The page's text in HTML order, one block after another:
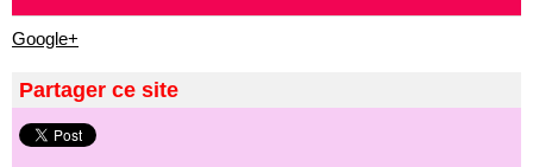
Google+
Partager ce site